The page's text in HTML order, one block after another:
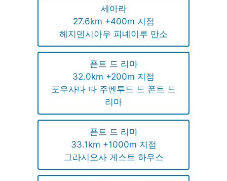
세아라
27.6km +400m 지점
헤지덴시아우 피녜이루 만소
폰트 드 리마
32.0km +200m 지점
포우사다 다 주벤투드 드 폰트 드
리마
폰트 드 리마
33.1km +1000m 지점
그라시오사 게스트 하우스